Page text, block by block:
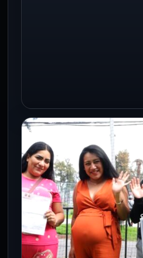
CDMX
Tormenta dejó
árboles caídos y
distintos puntos de
3 Ago 2026
Ciudad de México, 3
La intensa lluvia
que cayó la tarde…